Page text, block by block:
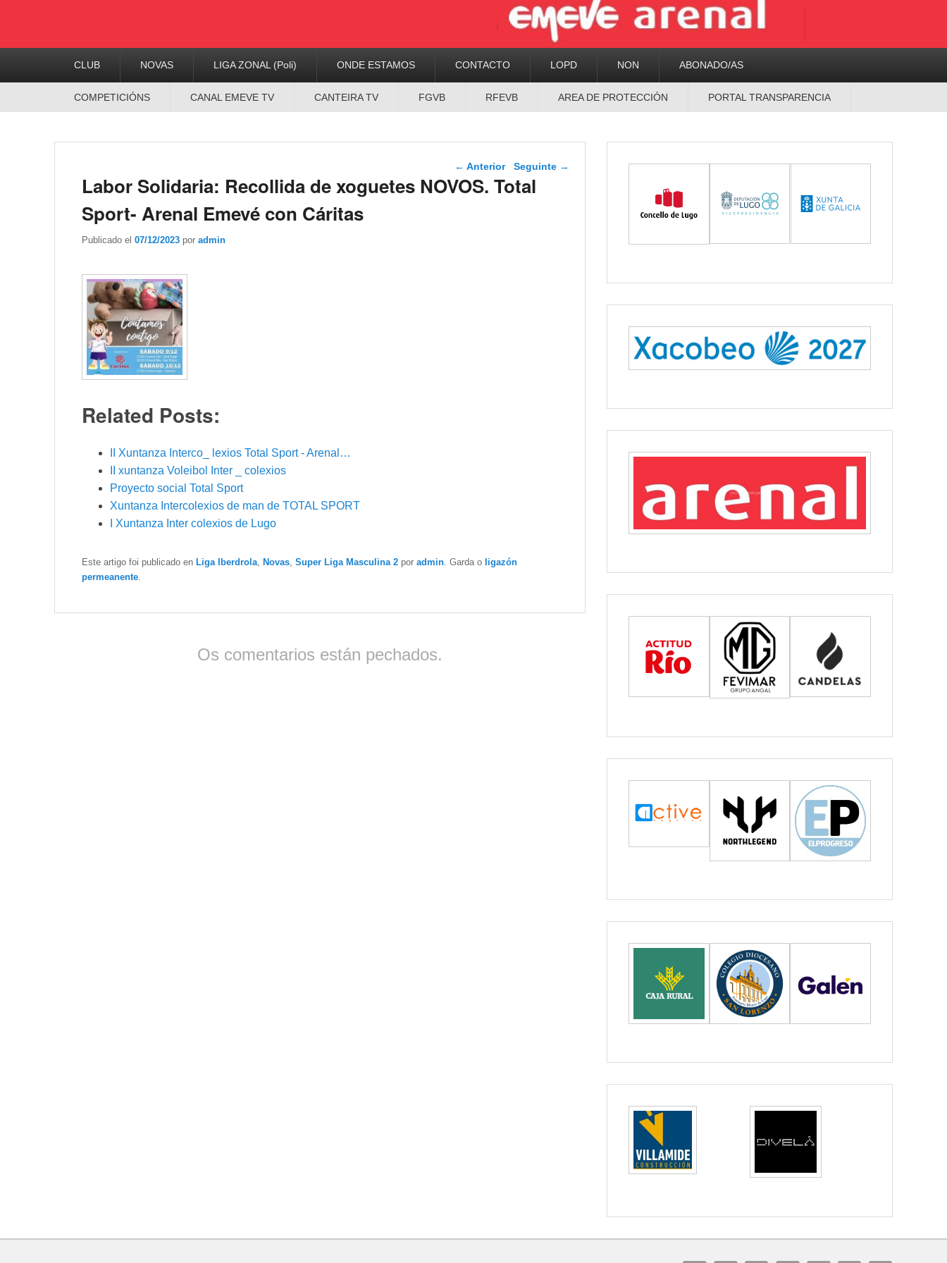
CLUB NOVAS LIGA ZONAL (Poli) ONDE ESTAMOS CONTACTO LOPD NON ABONADO/AS
COMPETICIÓNS CANAL EMEVE TV CANTEIRA TV FGVB RFEVB AREA DE PROTECCIÓN PORTAL TRANSPARENCIA
Navegador de artigos
← Anterior Seguinte →
Labor Solidaria: Recollida de xoguetes NOVOS. Total
Sport- Arenal Emevé con Cáritas
Publicado el 07/12/2023 por admin
Related Posts:
II Xuntanza Interco_ lexios Total Sport - Arenal…
II xuntanza Voleibol Inter _ colexios
Proyecto social Total Sport
Xuntanza Intercolexios de man de TOTAL SPORT
I Xuntanza Inter colexios de Lugo
Este artigo foi publicado en Liga Iberdrola Novas Super Liga Masculina 2 por admin . Garda o ligazón
permeanente
Os comentarios están pechados.